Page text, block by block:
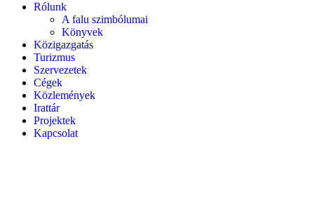
Rólunk
A falu szimbólumai
Könyvek
Közigazgatás
Turizmus
Szervezetek
Cégek
Közlemények
Irattár
Projektek
Kapcsolat